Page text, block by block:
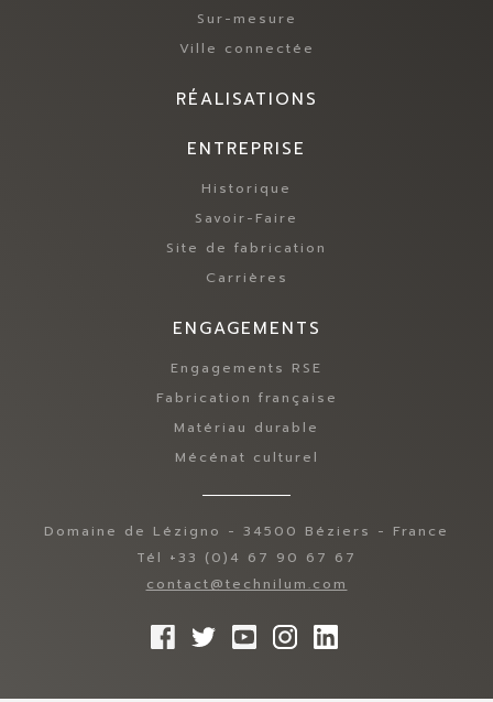
Sur-mesure
Ville connectée
RÉALISATIONS
ENTREPRISE
Historique
Savoir-Faire
Site de fabrication
Carrières
ENGAGEMENTS
Engagements RSE
Fabrication française
Matériau durable
Mécénat culturel
Domaine de Lézigno - 34500 Béziers - France
Tél +33 (0)4 67 90 67 67
contact@technilum.com